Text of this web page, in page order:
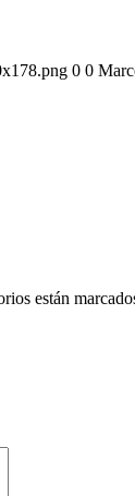
0 0
están